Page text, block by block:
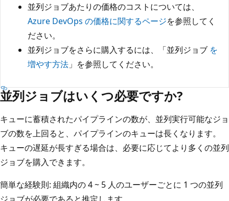
並列ジョブあたりの価格のコストについては、
Azure DevOps の価格に関するページを参照してく
ださい。
並列ジョブをさらに購入するには、「並列ジョブ を
増やす方法 」を参照してください。
並列ジョブはいくつ必要ですか?
キューに蓄積されたパイプラインの数が、並列実行可能なジョ
ブの数を上回ると、パイプラインのキューは長くなります。
キューの遅延が長すぎる場合は、必要に応じてより多くの並列
ジョブを購入できます。
簡単な経験則: 組織内の 4 ~ 5 人のユーザーごとに 1 つの並列
ジョブが必要であると推定します。